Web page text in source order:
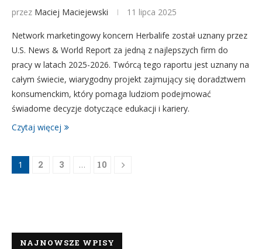
przez Maciej Maciejewski 11 lipca 2025
Network marketingowy koncern Herbalife został uznany przez
U.S. News & World Report za jedną z najlepszych firm do
pracy w latach 2025-2026. Twórcą tego raportu jest uznany na
całym świecie, wiarygodny projekt zajmujący się doradztwem
konsumenckim, który pomaga ludziom podejmować
świadome decyzje dotyczące edukacji i kariery.
Czytaj więcej
1 2 3 … 10
NAJNOWSZE WPISY